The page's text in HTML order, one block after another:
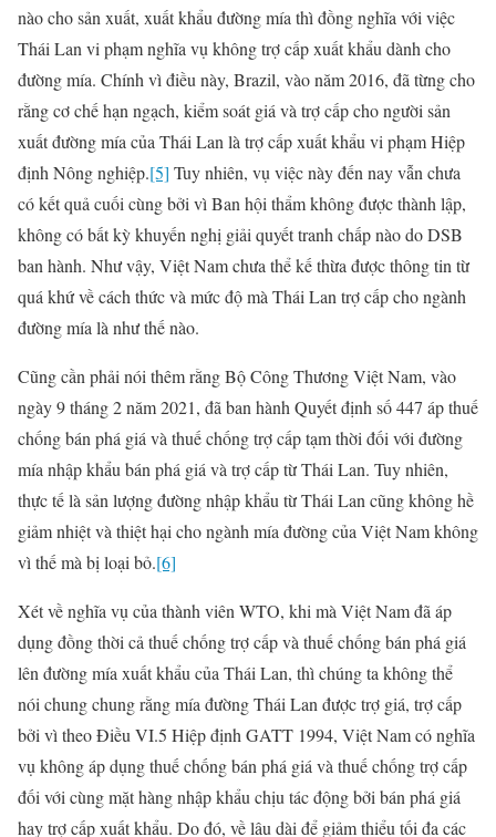
nào cho sản xuất, xuất khẩu đường mía thì đồng nghĩa với việc
Thái Lan vi phạm nghĩa vụ không trợ cấp xuất khẩu dành cho
đường mía. Chính vì điều này, Brazil, vào năm 2016, đã từng cho
rằng cơ chế hạn ngạch, kiểm soát giá và trợ cấp cho người sản
xuất đường mía của Thái Lan là trợ cấp xuất khẩu vi phạm Hiệp
định Nông nghiệp.[5] Tuy nhiên, vụ việc này đến nay vẫn chưa
có kết quả cuối cùng bởi vì Ban hội thẩm không được thành lập,
không có bất kỳ khuyến nghị giải quyết tranh chấp nào do DSB
ban hành. Như vậy, Việt Nam chưa thể kế thừa được thông tin từ
quá khứ về cách thức và mức độ mà Thái Lan trợ cấp cho ngành
đường mía là như thế nào.
Cũng cần phải nói thêm rằng Bộ Công Thương Việt Nam, vào
ngày 9 tháng 2 năm 2021, đã ban hành Quyết định số 447 áp thuế
chống bán phá giá và thuế chống trợ cấp tạm thời đối với đường
mía nhập khẩu bán phá giá và trợ cấp từ Thái Lan. Tuy nhiên,
thực tế là sản lượng đường nhập khẩu từ Thái Lan cũng không hề
giảm nhiệt và thiệt hại cho ngành mía đường của Việt Nam không
vì thế mà bị loại bỏ.[6]
Xét về nghĩa vụ của thành viên WTO, khi mà Việt Nam đã áp
dụng đồng thời cả thuế chống trợ cấp và thuế chống bán phá giá
lên đường mía xuất khẩu của Thái Lan, thì chúng ta không thể
nói chung chung rằng mía đường Thái Lan được trợ giá, trợ cấp
bởi vì theo Điều VI.5 Hiệp định GATT 1994, Việt Nam có nghĩa
vụ không áp dụng thuế chống bán phá giá và thuế chống trợ cấp
đối với cùng mặt hàng nhập khẩu chịu tác động bởi bán phá giá
hay trợ cấp xuất khẩu. Do đó, về lâu dài để giảm thiểu tối đa các